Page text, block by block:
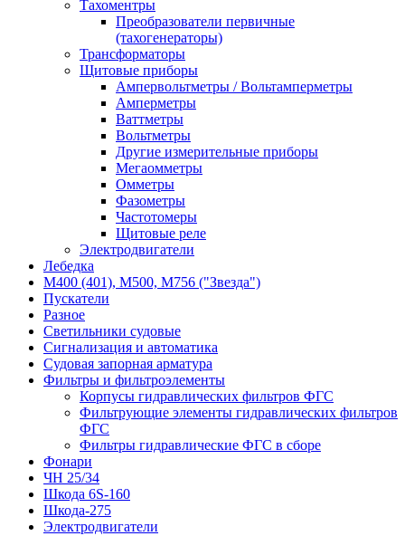
Тахоментры
Преобразователи первичные
(тахогенераторы)
Трансформаторы
Щитовые приборы
Ампервольтметры / Вольтамперметры
Амперметры
Ваттметры
Вольтметры
Другие измерительные приборы
Мегаомметры
Омметры
Фазометры
Частотомеры
Щитовые реле
Электродвигатели
Лебедка
М400 (401), М500, М756 ("Звезда")
Пускатели
Разное
Светильники судовые
Сигнализация и автоматика
Судовая запорная арматура
Фильтры и фильтроэлементы
Корпусы гидравлических фильтров ФГС
Фильтрующие элементы гидравлических фильтров
ФГС
Фильтры гидравлические ФГС в сборе
Фонари
ЧН 25/34
Шкода 6S-160
Шкода-275
Электродвигатели